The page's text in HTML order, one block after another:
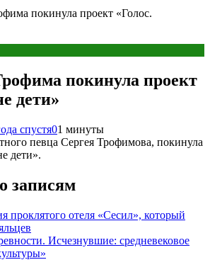
покинула проект «Голос.
покинула проект
дети»
спустя01 минуты
певца Сергея Трофимова, покинула
дети».
записям
проклятого отеля «Сесил», который
Исчезнувшие: средневековое